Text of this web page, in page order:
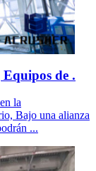
de .
la
Bajo una alianza
...